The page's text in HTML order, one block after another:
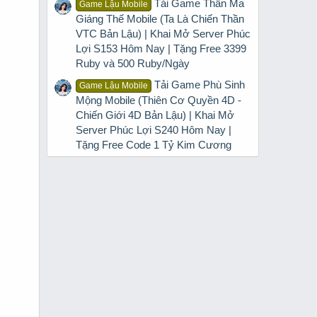
Game Lậu Mobile
Tải Game Thần Ma
Giáng Thế Mobile (Ta Là Chiến Thần
VTC Bản Lậu) | Khai Mở Server Phúc
Lợi S153 Hôm Nay | Tặng Free 3399
Ruby và 500 Ruby/Ngày
Game Lậu Mobile
Tải Game Phù Sinh
Mộng Mobile (Thiên Cơ Quyền 4D -
Chiến Giới 4D Bản Lậu) | Khai Mở
Server Phúc Lợi S240 Hôm Nay |
Tặng Free Code 1 Tỷ Kim Cương